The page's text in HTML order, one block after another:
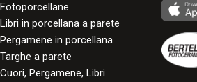
Fotoporcellane
Libri in porcellana a parete
Pergamene in porcellana
Targhe a parete
Cuori, Pergamene, Libri